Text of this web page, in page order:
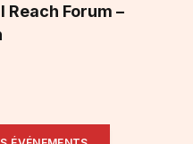
Reach Forum –